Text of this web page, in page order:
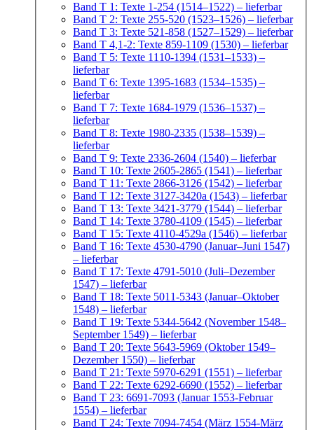
Band T 1: Texte 1-254 (1514–1522) – lieferbar
Band T 2: Texte 255-520 (1523–1526) – lieferbar
Band T 3: Texte 521-858 (1527–1529) – lieferbar
Band T 4,1-2: Texte 859-1109 (1530) – lieferbar
Band T 5: Texte 1110-1394 (1531–1533) –
lieferbar
Band T 6: Texte 1395-1683 (1534–1535) –
lieferbar
Band T 7: Texte 1684-1979 (1536–1537) –
lieferbar
Band T 8: Texte 1980-2335 (1538–1539) –
lieferbar
Band T 9: Texte 2336-2604 (1540) – lieferbar
Band T 10: Texte 2605-2865 (1541) – lieferbar
Band T 11: Texte 2866-3126 (1542) – lieferbar
Band T 12: Texte 3127-3420a (1543) – lieferbar
Band T 13: Texte 3421-3779 (1544) – lieferbar
Band T 14: Texte 3780-4109 (1545) – lieferbar
Band T 15: Texte 4110-4529a (1546) – lieferbar
Band T 16: Texte 4530-4790 (Januar–Juni 1547)
– lieferbar
Band T 17: Texte 4791-5010 (Juli–Dezember
1547) – lieferbar
Band T 18: Texte 5011-5343 (Januar–Oktober
1548) – lieferbar
Band T 19: Texte 5344-5642 (November 1548–
September 1549) – lieferbar
Band T 20: Texte 5643-5969 (Oktober 1549–
Dezember 1550) – lieferbar
Band T 21: Texte 5970-6291 (1551) – lieferbar
Band T 22: Texte 6292-6690 (1552) – lieferbar
Band T 23: 6691-7093 (Januar 1553-Februar
1554) – lieferbar
Band T 24: Texte 7094-7454 (März 1554-März